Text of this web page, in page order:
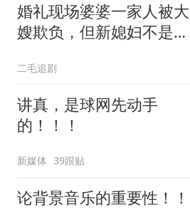
婚礼现场婆婆一家人被大
嫂欺负，但新媳妇不是好
二毛追剧
讲真，是球网先动手
的！！！
新媒体 39跟贴
论背景音乐的重要性！！